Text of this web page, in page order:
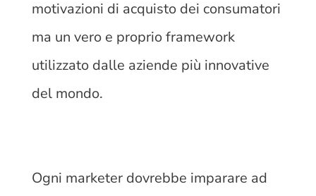
motivazioni di acquisto dei consumatori
ma un vero e proprio framework
utilizzato dalle aziende più innovative
del mondo.
Ogni marketer dovrebbe imparare ad